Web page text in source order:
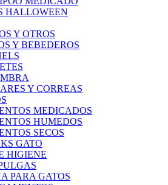
HALLOWEEN
Y OTROS
Y BEBEDEROS
Y CORREAS
MEDICADOS
HUMEDOS
SECOS
GATO
HIGIENE
PARA GATOS